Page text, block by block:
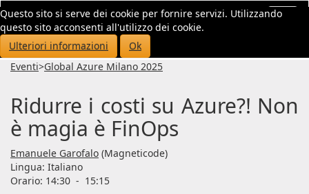
Questo sito si serve dei cookie per fornire servizi. Utilizzando
questo sito acconsenti all'utilizzo dei cookie.
Ulteriori informazioni
Ok
Eventi>Global Azure Milano 2025
Ridurre i costi su Azure?! Non
è magia è FinOps
Emanuele Garofalo (Magneticode)
Lingua: Italiano
Orario: 14:30 - 15:15